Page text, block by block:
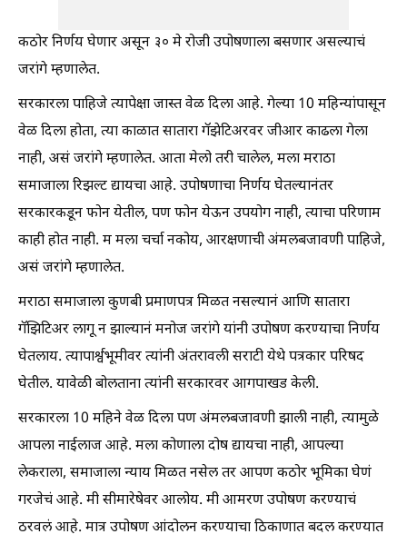
कठोर निर्णय घेणार असून ३० मे रोजी उपोषणाला बसणार असल्याचं
जरांगे म्हणालेत.
सरकारला पाहिजे त्यापेक्षा जास्त वेळ दिला आहे. गेल्या 10 महिन्यांपासून
वेळ दिला होता, त्या काळात सातारा गॅझेटिअरवर जीआर काढला गेला
नाही, असं जरांगे म्हणालेत. आता मेलो तरी चालेल, मला मराठा
समाजाला रिझल्ट द्यायचा आहे. उपोषणाचा निर्णय घेतल्यानंतर
सरकारकडून फोन येतील, पण फोन येऊन उपयोग नाही, त्याचा परिणाम
काही होत नाही. म मला चर्चा नकोय, आरक्षणाची अंमलबजावणी पाहिजे,
असं जरांगे म्हणालेत.
मराठा समाजाला कुणबी प्रमाणपत्र मिळत नसल्यानं आणि सातारा
गॅझिटिअर लागू न झाल्यानं मनोज जरांगे यांनी उपोषण करण्याचा निर्णय
घेतलाय. त्यापार्श्वभूमीवर त्यांनी अंतरावली सराटी येथे पत्रकार परिषद
घेतील. यावेळी बोलताना त्यांनी सरकारवर आगपाखड केली.
सरकारला 10 महिने वेळ दिला पण अंमलबजावणी झाली नाही, त्यामुळे
आपला नाईलाज आहे. मला कोणाला दोष द्यायचा नाही, आपल्या
लेकराला, समाजाला न्याय मिळत नसेल तर आपण कठोर भूमिका घेणं
गरजेचं आहे. मी सीमारेषेवर आलोय. मी आमरण उपोषण करण्याचं
ठरवलं आहे. मात्र उपोषण आंदोलन करण्याचा ठिकाणात बदल करण्यात